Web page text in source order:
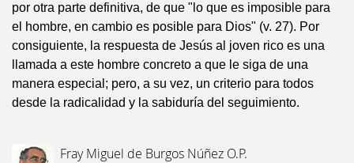
por otra parte definitiva, de que "lo que es imposible para
el hombre, en cambio es posible para Dios" (v. 27). Por
consiguiente, la respuesta de Jesús al joven rico es una
llamada a este hombre concreto a que le siga de una
manera especial; pero, a su vez, un criterio para todos
desde la radicalidad y la sabiduría del seguimiento.
Fray Miguel de Burgos Núñez O.P.